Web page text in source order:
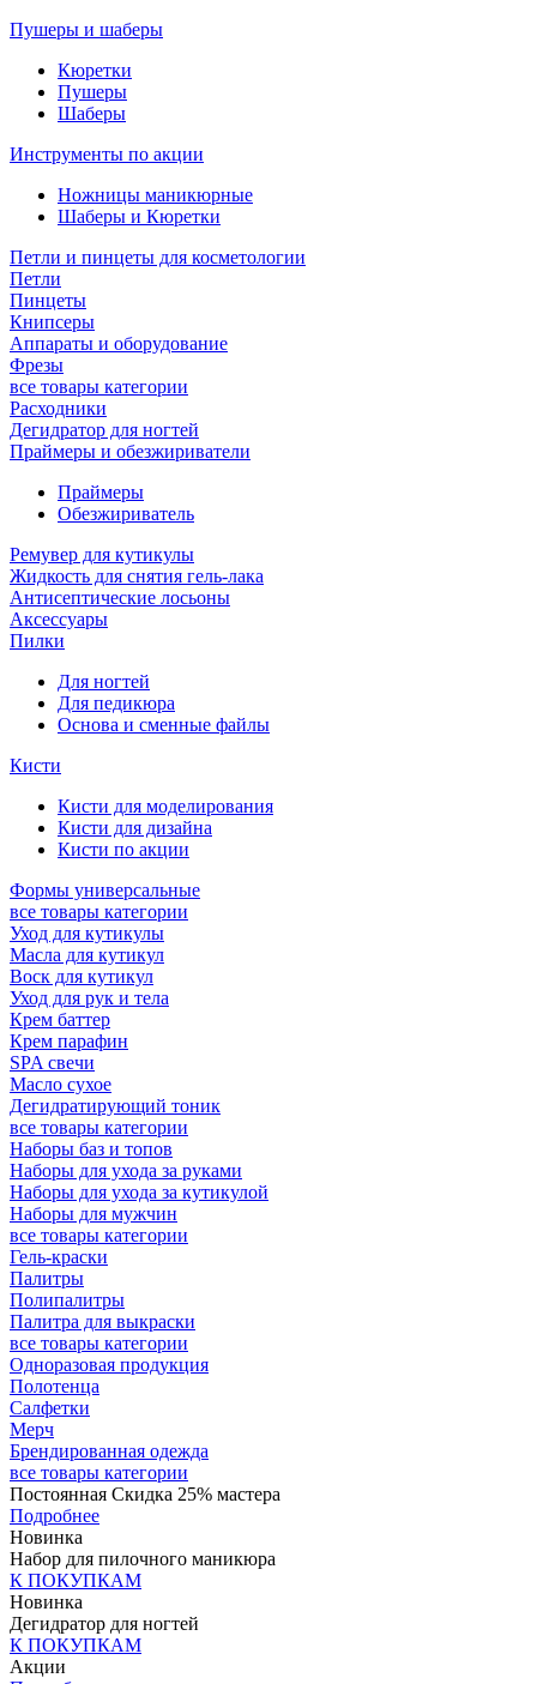
Пушеры и шаберы
Кюретки
Пушеры
Шаберы
Инструменты по акции
Ножницы маникюрные
Шаберы и Кюретки
Петли и пинцеты для косметологии
Петли
Пинцеты
Книпсеры
Аппараты и оборудование
Фрезы
все товары категории
Расходники
Дегидратор для ногтей
Праймеры и обезжириватели
Праймеры
Обезжириватель
Ремувер для кутикулы
Жидкость для снятия гель-лака
Антисептические лосьоны
Аксессуары
Пилки
Для ногтей
Для педикюра
Основа и сменные файлы
Кисти
Кисти для моделирования
Кисти для дизайна
Кисти по акции
Формы универсальные
все товары категории
Уход для кутикулы
Масла для кутикул
Воск для кутикул
Уход для рук и тела
Крем баттер
Крем парафин
SPA свечи
Масло сухое
Дегидратирующий тоник
все товары категории
Наборы баз и топов
Наборы для ухода за руками
Наборы для ухода за кутикулой
Наборы для мужчин
все товары категории
Гель-краски
Палитры
Полипалитры
Палитра для выкраски
все товары категории
Одноразовая продукция
Полотенца
Салфетки
Мерч
Брендированная одежда
все товары категории
Постоянная Скидка 25% мастера
Подробнее
Новинка
Набор для пилочного маникюра
К ПОКУПКАМ
Новинка
Дегидратор для ногтей
К ПОКУПКАМ
Акции